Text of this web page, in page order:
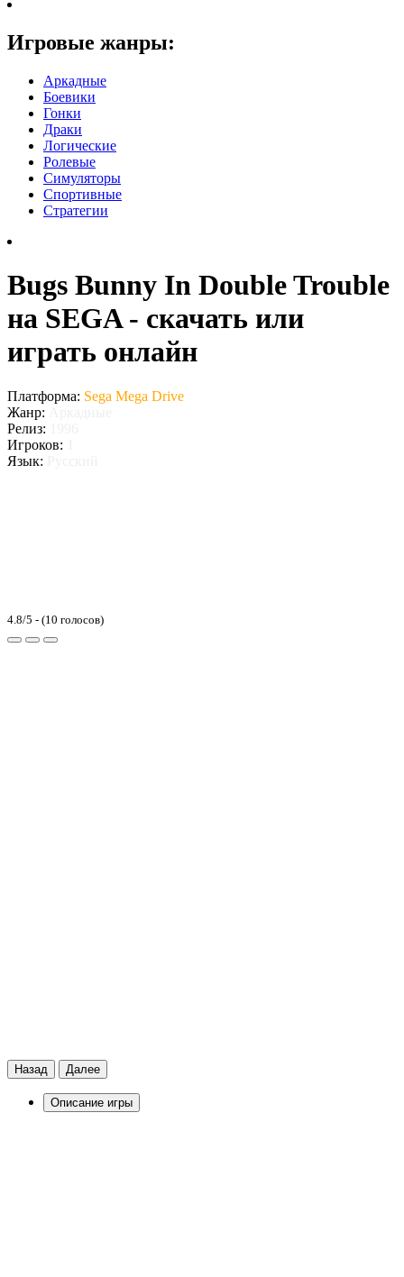
Игровые жанры:
Аркадные
Боевики
Гонки
Драки
Логические
Ролевые
Симуляторы
Спортивные
Стратегии
Bugs Bunny In Double Trouble
на SEGA - скачать или
играть онлайн
Платформа: Sega Mega Drive
Жанр:
Релиз:
Игроков:
Язык:
4.8/5 - (10 голосов)
Назад Далее
Описание игры